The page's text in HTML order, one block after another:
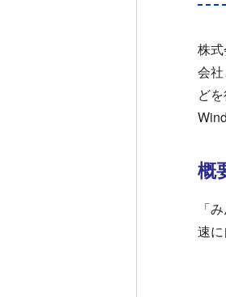
株
会
ど
概
「
速